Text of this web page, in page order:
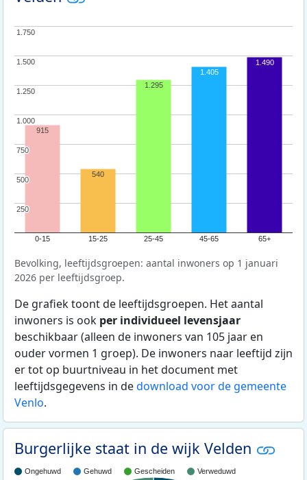
0-15 15-25 25-45 45-65 65+
250
250
500
500
750
750
1.000
1.000
1.250
1.250
1.500
1.500
1.750
1.750
915
540
1.295
1.405
1.490
Bevolking, leeftijdsgroepen: aantal inwoners op 1 januari
2026 per leeftijdsgroep.
De grafiek toont de leeftijdsgroepen. Het aantal
inwoners is ook per individueel levensjaar
beschikbaar (alleen de inwoners van 105 jaar en
ouder vormen 1 groep). De inwoners naar leeftijd zijn
er tot op buurtniveau in het document met
leeftijdsgegevens in dedownload voor de gemeente
Venlo.
Burgerlijke staat in de wijk Velden
Ongehuwd Gehuwd Gescheiden Verweduwd